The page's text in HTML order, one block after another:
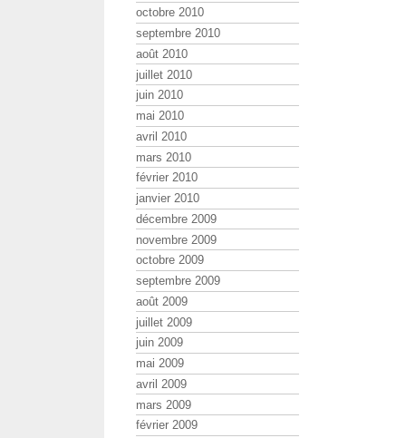
octobre 2010
septembre 2010
août 2010
juillet 2010
juin 2010
mai 2010
avril 2010
mars 2010
février 2010
janvier 2010
décembre 2009
novembre 2009
octobre 2009
septembre 2009
août 2009
juillet 2009
juin 2009
mai 2009
avril 2009
mars 2009
février 2009